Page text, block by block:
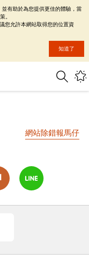
網站除錯報馬仔
有助於為您提供更佳的體驗，當
。
您允許本網站取得您的位置資
知道了